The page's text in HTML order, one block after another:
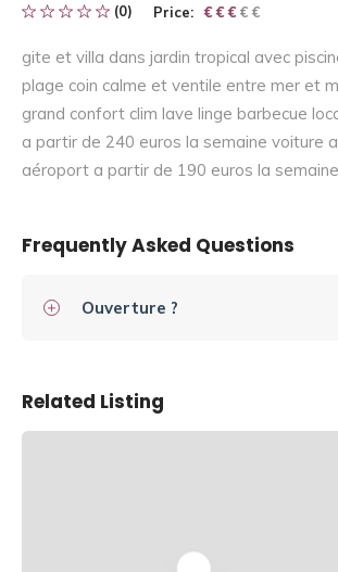
(0) Price: € € € € €
€ € €
gite et villa dans jardin tropical avec
plage coin calme et ventile entre mer et
grand confort clim lave linge barbecue
a partir de 240 euros la semaine voiture
aéroport a partir de 190 euros la semaine
Frequently Asked Questions
Ouverture ?
Related Listing